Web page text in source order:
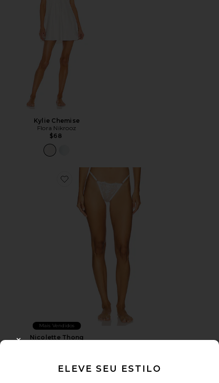
Kylie Chemise
Flora Nikrooz
$68
Favorite Nicolette Thong
Mais Vendidos
Nicolette Thong
ELEVE SEU ESTILO